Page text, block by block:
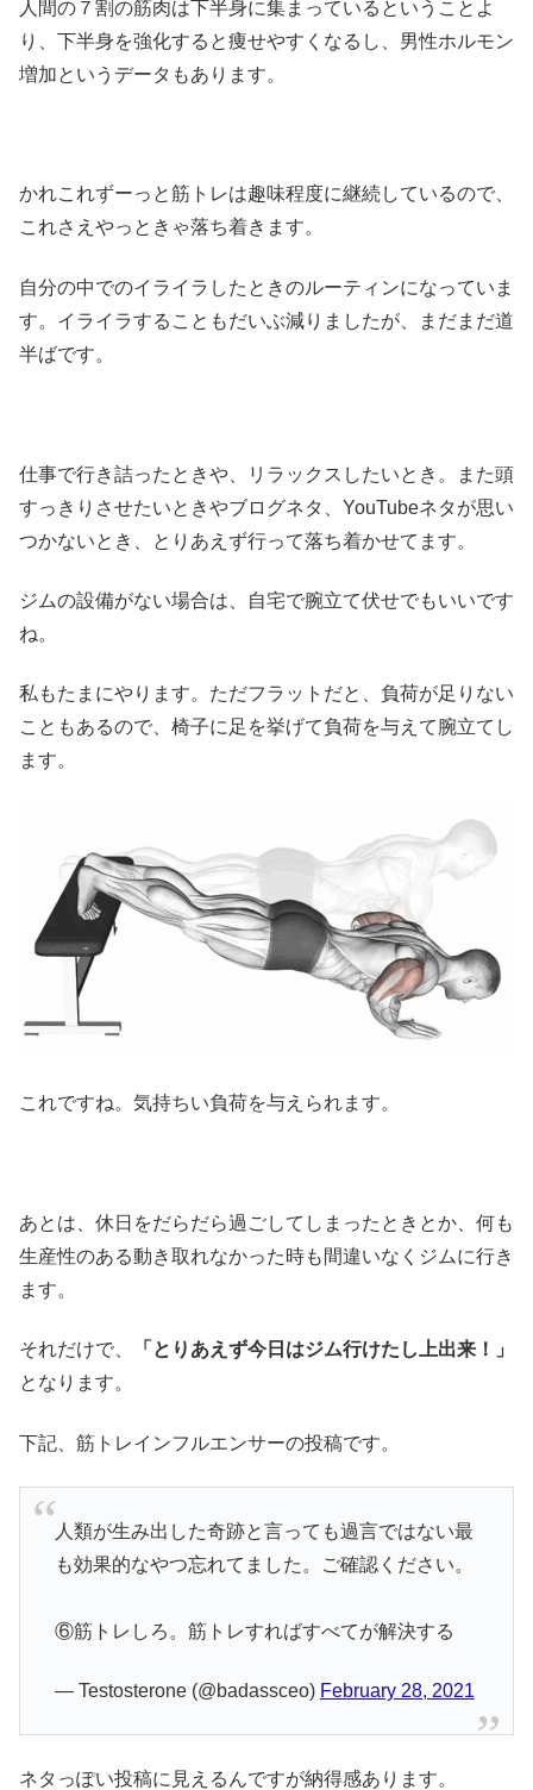
人間の７割の筋肉は下半身に集まっているということよ
り、下半身を強化すると痩せやすくなるし、男性ホルモン
増加というデータもあります。
かれこれずーっと筋トレは趣味程度に継続しているので、
これさえやっときゃ落ち着きます。
自分の中でのイライラしたときのルーティンになっていま
す。イライラすることもだいぶ減りましたが、まだまだ道
半ばです。
仕事で行き詰ったときや、リラックスしたいとき。また頭
すっきりさせたいときやブログネタ、YouTubeネタが思い
つかないとき、とりあえず行って落ち着かせてます。
ジムの設備がない場合は、自宅で腕立て伏せでもいいです
ね。
私もたまにやります。ただフラットだと、負荷が足りない
こともあるので、椅子に足を挙げて負荷を与えて腕立てし
ます。
これですね。気持ちい負荷を与えられます。
あとは、休日をだらだら過ごしてしまったときとか、何も
生産性のある動き取れなかった時も間違いなくジムに行き
ます。
それだけで、
「とりあえず今日はジム行けたし上出来！」
となります。
下記、筋トレインフルエンサーの投稿です。
人類が生み出した奇跡と言っても過言ではない最
も効果的なやつ忘れてました。ご確認ください。
⑥筋トレしろ。筋トレすればすべてが解決する
— Testosterone (@badassceo) February 28, 2021
ネタっぽい投稿に見えるんですが納得感あります。